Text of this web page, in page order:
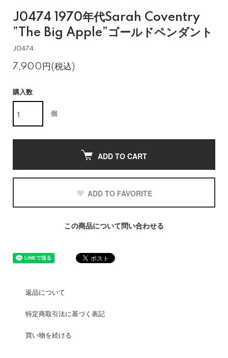
J0474 1970年代Sarah Coventry
”The Big Apple”ゴールドペンダント
J0474
7,900円(税込)
購入数
個
ADD TO CART
ADD TO FAVORITE
この商品について問い合わせる
返品について
特定商取引法に基づく表記
買い物を続ける